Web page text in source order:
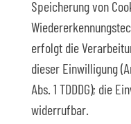
Speicherung von
erfolgt die
dieser Einwilligung
Abs. 1 TDDDG); die
widerrufbar.